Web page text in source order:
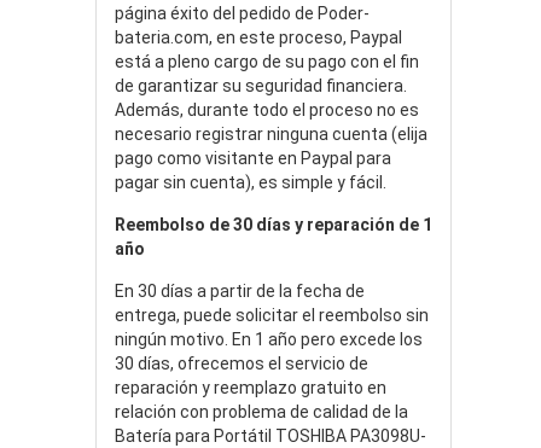
página éxito del pedido de Poder-
bateria.com, en este proceso, Paypal
está a pleno cargo de su pago con el fin
de garantizar su seguridad financiera.
Además, durante todo el proceso no es
necesario registrar ninguna cuenta (elija
pago como visitante en Paypal para
pagar sin cuenta), es simple y fácil.
Reembolso de 30 días y reparación de 1
año
En 30 días a partir de la fecha de
entrega, puede solicitar el reembolso sin
ningún motivo. En 1 año pero excede los
30 días, ofrecemos el servicio de
reparación y reemplazo gratuito en
relación con problema de calidad de la
Batería para Portátil TOSHIBA PA3098U-